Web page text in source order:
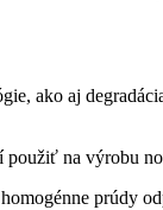
ako aj
použiť na výrobu
prúdy